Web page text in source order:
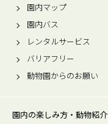
園内マップ
園内バス
レンタルサービス
バリアフリー
動物園からのお願い
園内の楽しみ方・動物紹介